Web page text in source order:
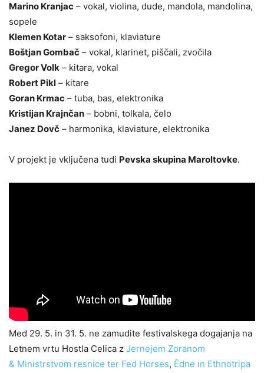
Marino Kranjac – vokal, violina, dude, mandola, mandolina,
sopele
Klemen Kotar – saksofoni, klaviature
Boštjan Gombač – vokal, klarinet, piščali, zvočila
Gregor Volk – kitara, vokal
Robert Pikl – kitare
Goran Krmac – tuba, bas, elektronika
Kristijan Krajnčan – bobni, tolkala, čelo
Janez Dovč – harmonika, klaviature, elektronika
V projekt je vključena tudi Pevska skupina Maroltovke.
Med 29. 5. in 31. 5. ne zamudite festivalskega dogajanja na
Letnem vrtu Hostla Celica z Jernejem Zoranom
& Ministrstvom resnice ter Fed Horses, Êdne in Ethnotripa